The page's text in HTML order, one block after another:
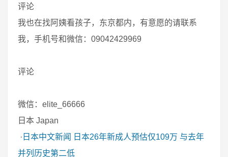
评论
我也在找阿姨看孩子，东京都内，有意愿的请联系
我，手机号和微信：09042429969
评论
微信：elite_66666
日本 Japan
· 日本中文新闻
日本26年新成人预估仅109万 与去年
并列历史第二低